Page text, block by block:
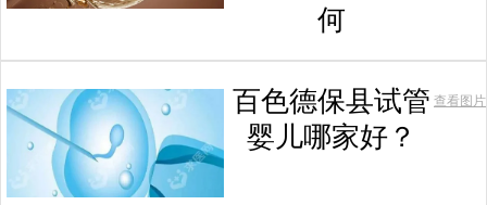
何
百色德保县试管
婴儿哪家好？
查看图片